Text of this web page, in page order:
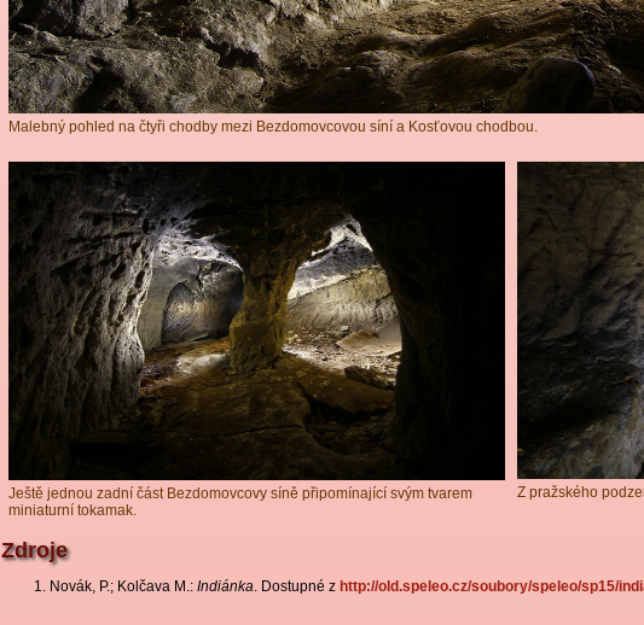
Malebný pohled na čtyři chodby mezi Bezdomovcovou síní a Kosťovou chodbou.
Ještě jednou zadní část Bezdomovcovy síně připomínající svým tvarem
miniaturní tokamak.
Z pražského
Zdroje
Novák, P.; Kolčava M.: Indiánka. Dostupné z http://old.speleo.cz/soubory/speleo/sp15/